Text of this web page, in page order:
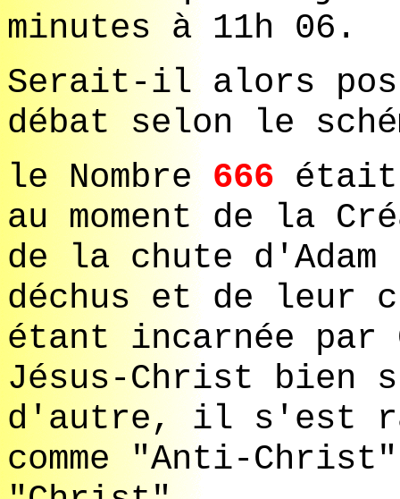
minutes à 11h 06.
Serait-il alors
débat selon le
le Nombre 666 était
au moment de la
de la chute d'Adam
déchus et de leur
étant incarnée
Jésus-Christ bien
d'autre, il s'est
comme "Anti-